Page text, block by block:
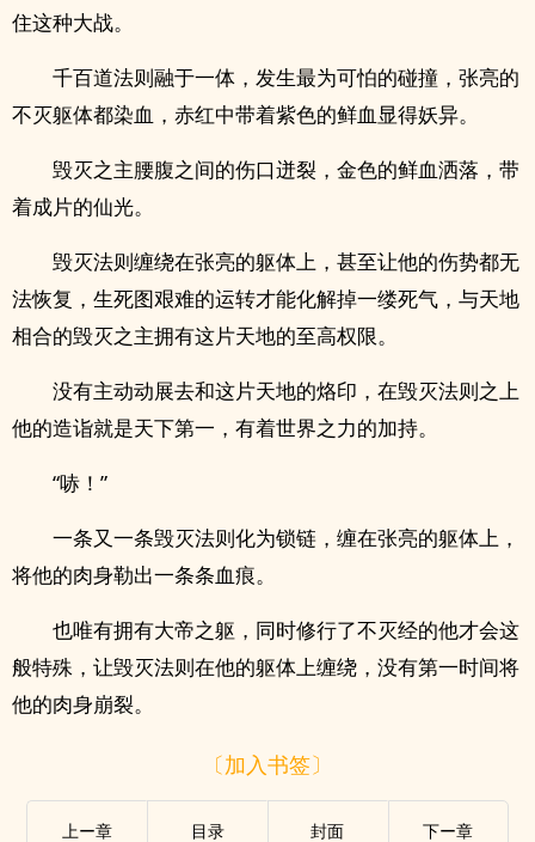
住这种大战。
千百道法则融于一体，发生最为可怕的碰撞，张亮的
不灭躯体都染血，赤红中带着紫色的鲜血显得妖异。
毁灭之主腰腹之间的伤口迸裂，金色的鲜血洒落，带
着成片的仙光。
毁灭法则缠绕在张亮的躯体上，甚至让他的伤势都无
法恢复，生死图艰难的运转才能化解掉一缕死气，与天地
相合的毁灭之主拥有这片天地的至高权限。
没有主动动展去和这片天地的烙印，在毁灭法则之上
他的造诣就是天下第一，有着世界之力的加持。
“哧！”
一条又一条毁灭法则化为锁链，缠在张亮的躯体上，
将他的肉身勒出一条条血痕。
也唯有拥有大帝之躯，同时修行了不灭经的他才会这
般特殊，让毁灭法则在他的躯体上缠绕，没有第一时间将
他的肉身崩裂。
〔加入书签〕
上ー章 目录 封面 下ー章